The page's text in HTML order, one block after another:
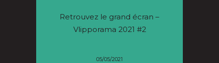
Retrouvez le grand écran –
Vlipporama 2021 #2
05/05/2021